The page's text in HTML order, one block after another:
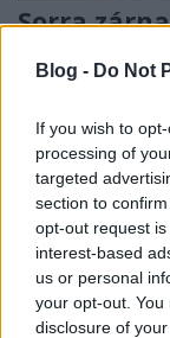
Blog - Do Not
If you wish to
processing of
targeted
section to
opt-out request
interest-based
us or personal
your opt-out.
disclosure of
Sorra
Ma délután a
műsorában a
beszéltem az
bezárásáról. A
bejelentette a
ezen a linken…